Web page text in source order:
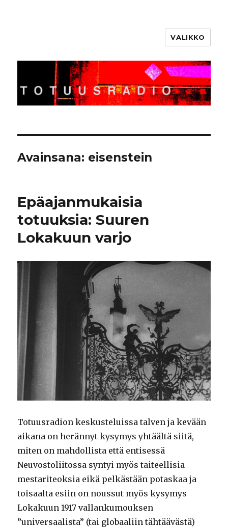
VALIKKO
Avainsana: eisenstein
Epäajanmukaisia
totuuksia: Suuren
Lokakuun varjo
Totuusradion keskusteluissa talven ja kevään
aikana on herännyt kysymys yhtäältä siitä,
miten on mahdollista että entisessä
Neuvostoliitossa syntyi myös taiteellisia
mestariteoksia eikä pelkästään potaskaa ja
toisaalta esiin on noussut myös kysymys
Lokakuun 1917 vallankumouksen
”universaalista” (tai globaaliin tähtäävästä)